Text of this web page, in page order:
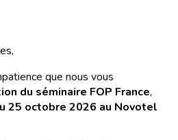
que nous vous
du séminaire FOP France,
25 octobre 2026 au Novotel